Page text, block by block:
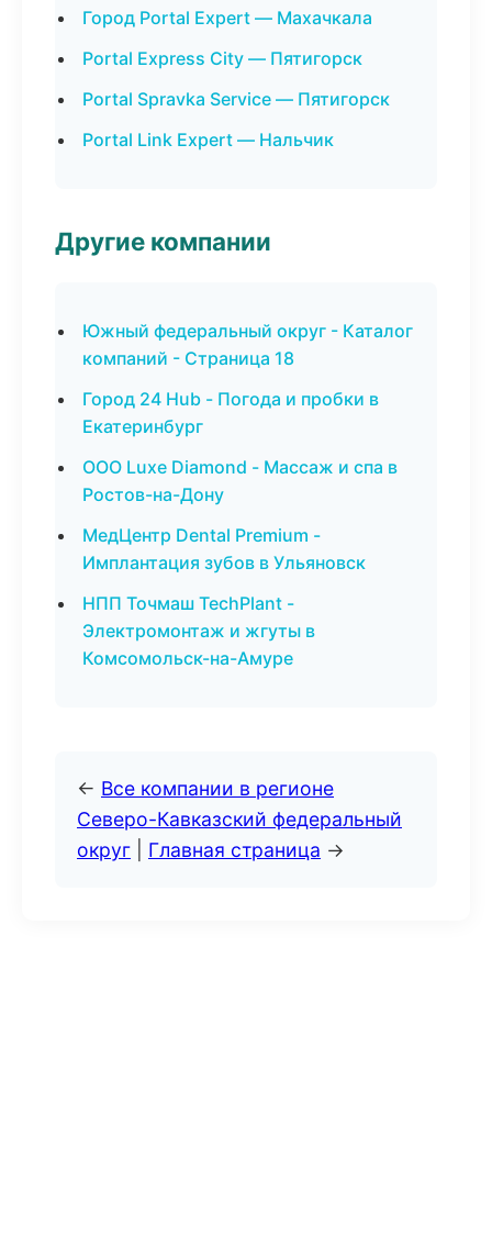
Город Portal Expert — Махачкала
Portal Express City — Пятигорск
Portal Spravka Service — Пятигорск
Portal Link Expert — Нальчик
Другие компании
Южный федеральный округ - Каталог
компаний - Страница 18
Город 24 Hub - Погода и пробки в
Екатеринбург
ООО Luxe Diamond - Массаж и спа в
Ростов-на-Дону
МедЦентр Dental Premium -
Имплантация зубов в Ульяновск
НПП Точмаш TechPlant -
Электромонтаж и жгуты в
Комсомольск-на-Амуре
← Все компании в регионе
Северо-Кавказский федеральный
округ
Главная страница →